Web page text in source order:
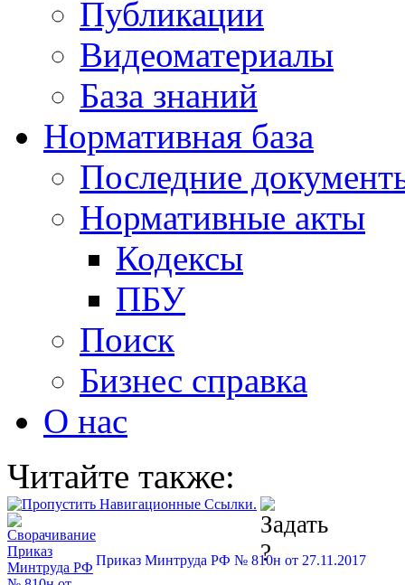
Публикации
Видеоматериалы
База знаний
Нормативная база
Последние
Нормативные акты
Кодексы
ПБУ
Поиск
Бизнес справка
О нас
Читайте также:
Приказ Минтруда РФ № 810н от 27.11.2017